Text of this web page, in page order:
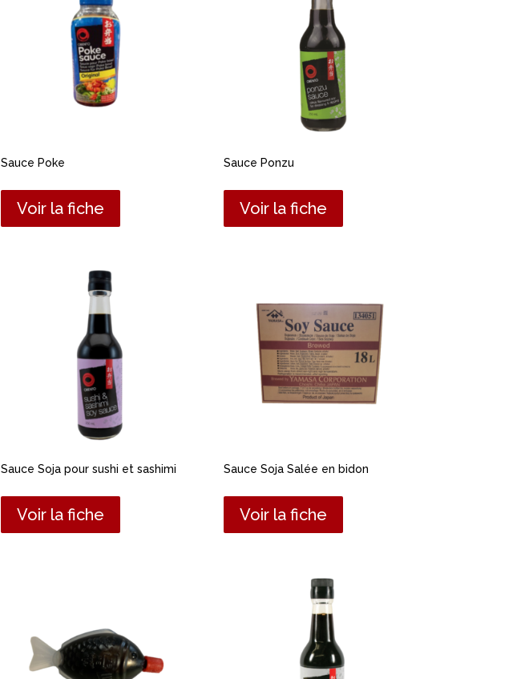
Sauce Poke
Voir la fiche
Sauce Ponzu
Voir la fiche
Sauce Soja pour sushi et sashimi
Voir la fiche
Sauce Soja Salée en bidon
Voir la fiche